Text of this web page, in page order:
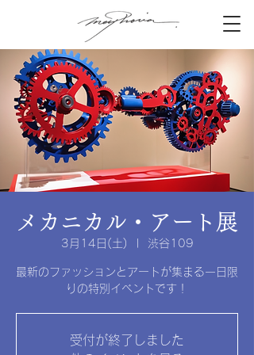
メカニカル・アート展
3月14日(土) 渋谷109
最新のファッションとアートが集まる一日限
りの特別イベントです！
受付が終了しました